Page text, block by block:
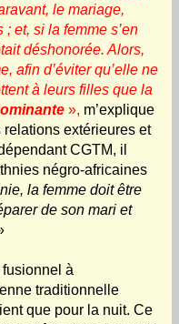
le mariage,
; et, si la femme s’en
déshonorée. Alors,
afin d’éviter qu’elle ne
à leurs filles que la
», m’explique
extérieures et
CGTM, il
négro-africaines
la femme doit être
de son mari et
fusionnel à
traditionnelle
que pour la nuit. Ce